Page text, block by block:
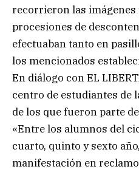
recorrieron las imágenes
procesiones de
efectuaban tanto en
los mencionados
En diálogo con EL
centro de estudiantes de
de los que fueron parte
«Entre los alumnos del
cuarto, quinto y sexto
manifestación en